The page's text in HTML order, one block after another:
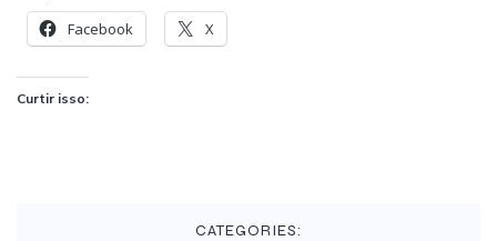
Facebook X
Curtir isso:
CATEGORIES: